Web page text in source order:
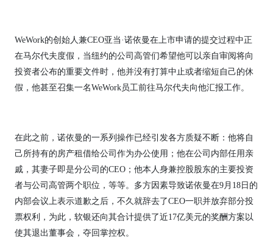
WeWork的创始人兼CEO亚当·诺依曼在上市申请的提交过程中正
在马尔代夫度假，当纽约的公司高管们希望他可以亲自审阅将向
投资者公布的重要文件时，他并没有打算中止或者缩短自己的休
假，他甚至召集一名WeWork员工前往马尔代夫向他汇报工作。
在此之前，诺依曼的一系列操作已经引发各方质疑不断：他将自
己所持有的房产租借给公司作为办公使用；他在公司内部任用亲
戚，其妻子即是分公司的CEO；他本人身兼控股股东的主要投资
者与公司高管两个职位，等等。多方因素导致诺依曼在9月18日的
内部会议上表示道歉之后，不久就辞去了CEO一职并放弃部分投
票权利，为此，软银还向其合计提供了近17亿美元的奖酬方案以
使其退出董事会，夺回掌控权。